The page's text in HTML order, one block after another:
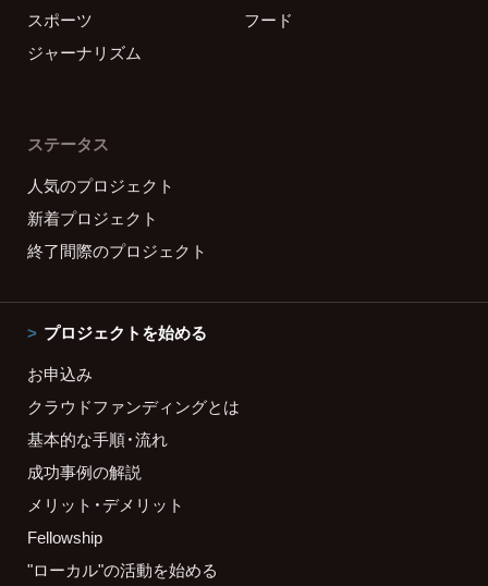
スポーツ
フード
ジャーナリズム
ステータス
人気のプロジェクト
新着プロジェクト
終了間際のプロジェクト
プロジェクトを始める
お申込み
クラウドファンディングとは
基本的な手順・流れ
成功事例の解説
メリット・デメリット
Fellowship
"ローカル"の活動を始める